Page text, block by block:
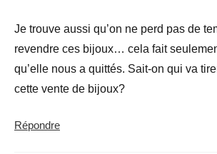
Je trouve aussi qu’on ne perd pas de
revendre ces bijoux… cela fait
qu’elle nous a quittés. Sait-on qui va
cette vente de bijoux?
Répondre